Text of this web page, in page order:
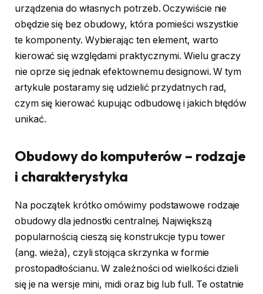
urządzenia do własnych potrzeb. Oczywiście nie
obędzie się bez obudowy, która pomieści wszystkie
te komponenty. Wybierając ten element, warto
kierować się względami praktycznymi. Wielu graczy
nie oprze się jednak efektownemu designowi. W tym
artykule postaramy się udzielić przydatnych rad,
czym się kierować kupując odbudowę i jakich błędów
unikać.
Obudowy do komputerów – rodzaje
i charakterystyka
Na początek krótko omówimy podstawowe rodzaje
obudowy dla jednostki centralnej. Największą
popularnością cieszą się konstrukcje typu tower
(ang. wieża), czyli stojąca skrzynka w formie
prostopadłościanu. W zależności od wielkości dzieli
się je na wersje mini, midi oraz big lub full. Te ostatnie